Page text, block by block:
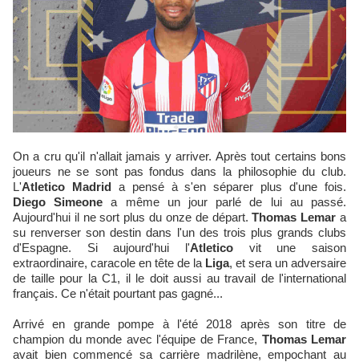
On a cru qu'il n'allait jamais y arriver. Après tout certains bons
joueurs ne se sont pas fondus dans la philosophie du club.
L'Atletico Madrida pensé à s'en séparer plus d'une fois.
Diego Simeone a même un jour parlé de lui au passé.
Aujourd'hui il ne sort plus du onze de départ. Thomas Lemar a
su renverser son destin dans l'un des trois plus grands clubs
d'Espagne. Si aujourd'hui l'Atletico vit une saison
extraordinaire, caracole en tête de la Liga, et sera un adversaire
de taille pour la C1, il le doit aussi au travail de l'international
français. Ce n'était pourtant pas gagné...
Arrivé en grande pompe à l'été 2018 après son titre de
champion du monde avec l'équipe de France, Thomas Lemar
avait bien commencé sa carrière madrilène, empochant au